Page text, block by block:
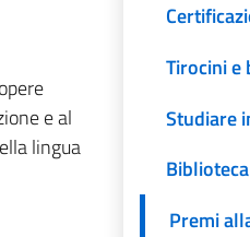
e al
lingua
Tirocini e
Studiare
Biblioteca
Premi